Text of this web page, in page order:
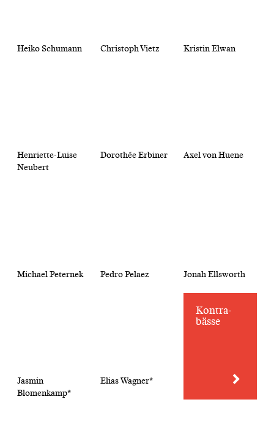
Heiko Schumann Christoph Vietz Kristin Elwan
Henriette-Luise
Neubert
Dorothée Erbiner Axel von Huene
Michael Peternek Pedro Pelaez Jonah Ellsworth
Jasmin
Blomenkamp*
Elias Wagner*
Kontra­
bässe